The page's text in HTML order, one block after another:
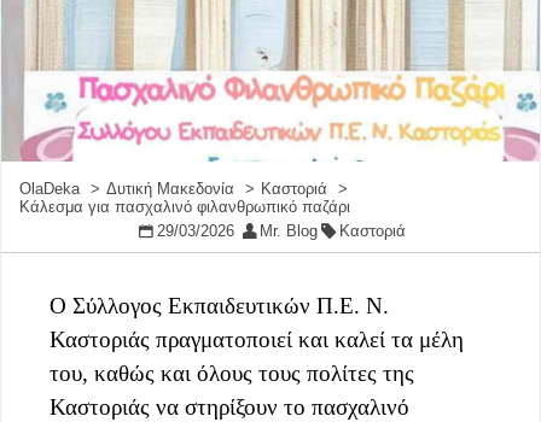
OlaDeka Δυτική Μακεδονία
Καστοριά
Κάλεσμα για πασχαλινό φιλανθρωπικό παζάρι
29/03/2026
Mr. Blog Καστοριά
Ο Σύλλογος Εκπαιδευτικών Π.Ε. Ν.
Καστοριάς πραγματοποιεί και καλεί τα μέλη
του, καθώς και όλους τους πολίτες της
Καστοριάς να στηρίξουν το πασχαλινό